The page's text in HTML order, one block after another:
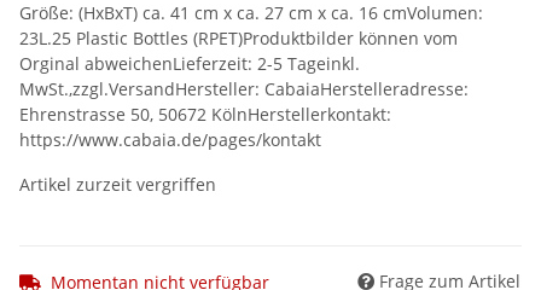
Größe: (HxBxT) ca. 41 cm x ca. 27 cm x ca. 16 cmVolumen:
23L.25 Plastic Bottles (RPET)Produktbilder können vom
Orginal abweichenLieferzeit: 2-5 Tageinkl.
MwSt.,zzgl.VersandHersteller: CabaiaHerstelleradresse:
Ehrenstrasse 50, 50672 KölnHerstellerkontakt:
https://www.cabaia.de/pages/kontakt
Artikel zurzeit vergriffen
Momentan nicht verfügbar Frage zum Artikel